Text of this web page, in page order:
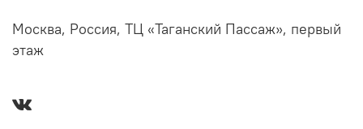
Москва, Россия, ТЦ «Таганский Пассаж», первый
этаж